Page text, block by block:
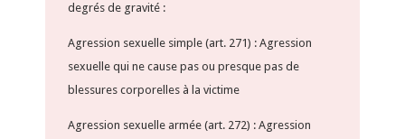
degrés de gravité :
Agression sexuelle simple (art. 271) : Agression
sexuelle qui ne cause pas ou presque pas de
blessures corporelles à la victime
Agression sexuelle armée (art. 272) : Agression